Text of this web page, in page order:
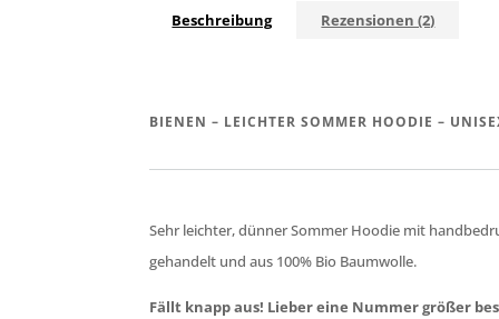
Beschreibung Rezensionen (2)
BIENEN – LEICHTER SOMMER HOODIE –
Sehr leichter, dünner Sommer Hoodie mit
gehandelt und aus 100% Bio Baumwolle.
Fällt knapp aus! Lieber eine Nummer größer